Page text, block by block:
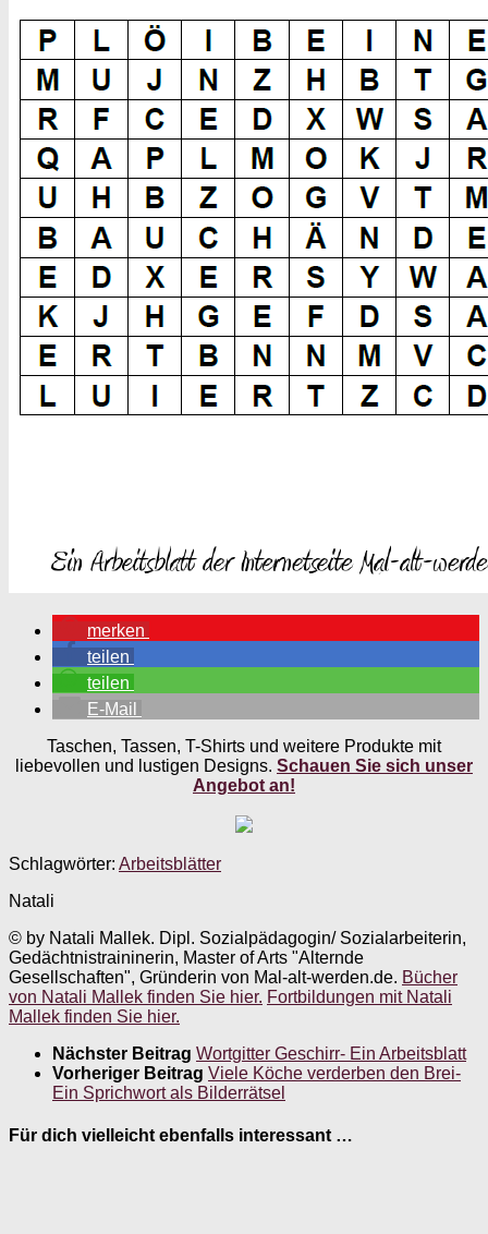
merken
teilen
teilen
E-Mail
Taschen, Tassen, T-Shirts und weitere Produkte mit
liebevollen und lustigen Designs. Schauen Sie sich unser
Angebot an!
Schlagwörter: Arbeitsblätter
Natali
© by Natali Mallek. Dipl. Sozialpädagogin/ Sozialarbeiterin,
Gedächtnistraininerin, Master of Arts "Alternde
Gesellschaften", Gründerin von Mal-alt-werden.de. Bücher
von Natali Mallek finden Sie hier. Fortbildungen mit Natali
Mallek finden Sie hier.
Nächster Beitrag Wortgitter Geschirr- Ein Arbeitsblatt
Vorheriger Beitrag Viele Köche verderben den Brei-
Ein Sprichwort als Bilderrätsel
Für dich vielleicht ebenfalls interessant …